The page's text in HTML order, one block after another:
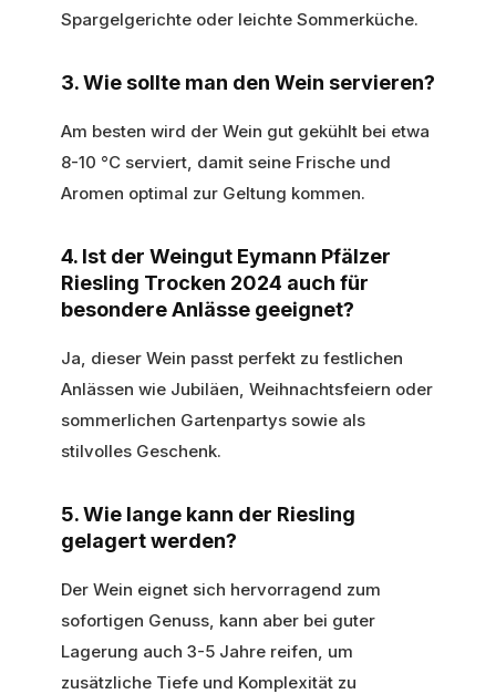
Spargelgerichte oder leichte Sommerküche.
3. Wie sollte man den Wein servieren?
Am besten wird der Wein gut gekühlt bei etwa
8-10 °C serviert, damit seine Frische und
Aromen optimal zur Geltung kommen.
4. Ist der Weingut Eymann Pfälzer
Riesling Trocken 2024 auch für
besondere Anlässe geeignet?
Ja, dieser Wein passt perfekt zu festlichen
Anlässen wie Jubiläen, Weihnachtsfeiern oder
sommerlichen Gartenpartys sowie als
stilvolles Geschenk.
5. Wie lange kann der Riesling
gelagert werden?
Der Wein eignet sich hervorragend zum
sofortigen Genuss, kann aber bei guter
Lagerung auch 3-5 Jahre reifen, um
zusätzliche Tiefe und Komplexität zu